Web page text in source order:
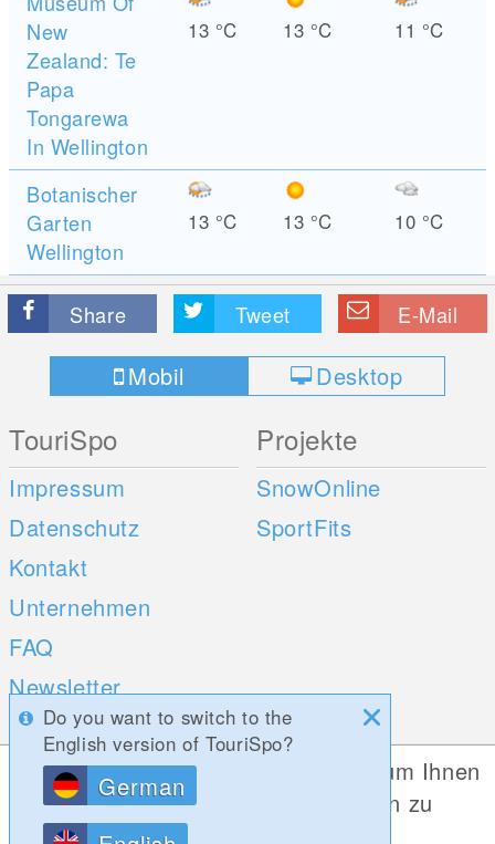
New
Zealand: Te
Papa
Tongarewa
In Wellington
13 °C 13 °C 11 °C
Botanischer
Garten
Wellington
13 °C 13 °C 10 °C
Share Tweet E-Mail
Mobil Desktop
TouriSpo
Impressum
Datenschutz
Kontakt
Unternehmen
FAQ
Newsletter
Umfragen
Projekte
SnowOnline
SportFits
Mobile Apps Social Web
Do you want to switch to the
English version of TouriSpo?
German
Diese Website verwendet Cookies, um Ihnen
die bestmögliche Funktionalität bieten zu
können.